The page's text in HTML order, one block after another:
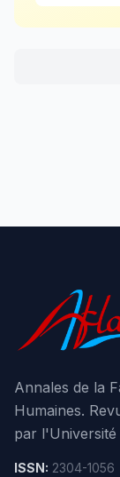
Annales de la
Humaines.
par
ISSN: 2304-1056